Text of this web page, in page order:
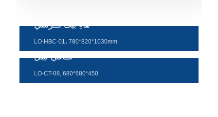
dansk
هاءِ بیک ڪرسي
LO-HBC-01، 780*820*1030mm
ڪافي ٽيبل
LO-CT-08, 680*680*450